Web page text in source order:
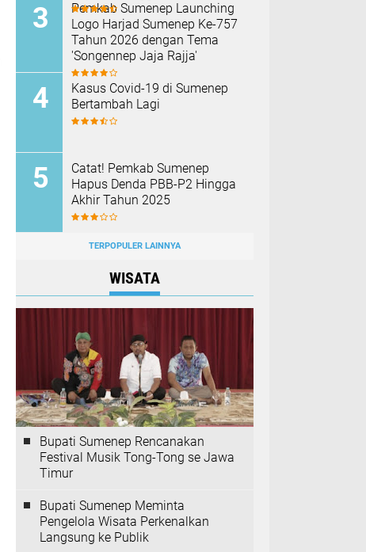
Pemkab Sumenep Launching
Logo Harjad Sumenep Ke-757
Tahun 2026 dengan Tema
'Songennep Jaja Rajja'
Kasus Covid-19 di Sumenep
Bertambah Lagi
Catat! Pemkab Sumenep
Hapus Denda PBB-P2 Hingga
Akhir Tahun 2025
TERPOPULER LAINNYA
WISATA
Bupati Sumenep Rencanakan
Festival Musik Tong-Tong se Jawa
Timur
Bupati Sumenep Meminta
Pengelola Wisata Perkenalkan
Langsung ke Publik